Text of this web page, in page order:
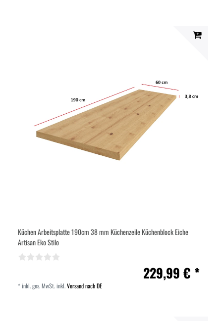
Küchen Arbeitsplatte 190cm 38 mm Küchenzeile Küchenblock Eiche
Artisan Eko Stilo
229,99 € *
*inkl. ges. MwSt.inkl.Versand nach DE